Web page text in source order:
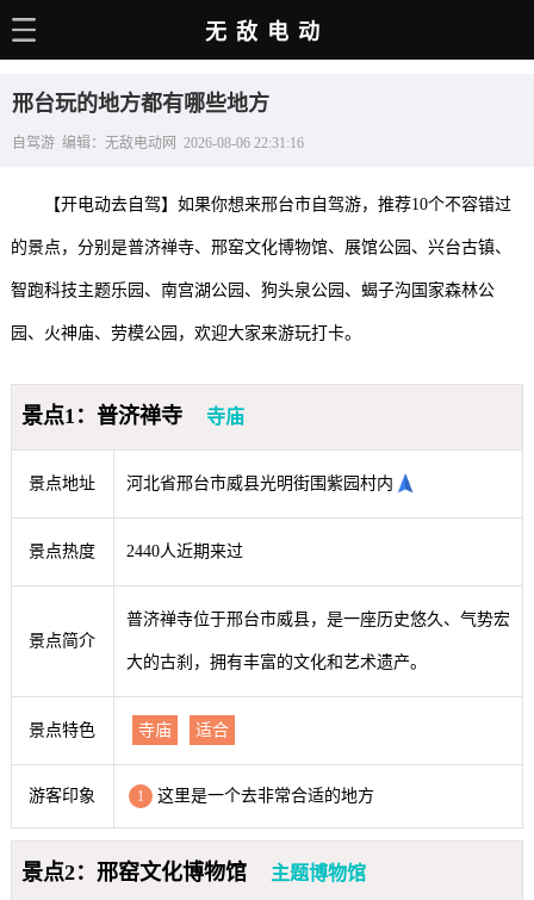
电动百科
选车推荐
充电站
销量榜
经销商
无敌电动
邢台玩的地方都有哪些地方
自驾游 编辑：无敌电动网 2026-08-06 22:31:16
【开电动去自驾】如果你想来邢台市自驾游，推荐10个不容错过
的景点，分别是普济禅寺、邢窑文化博物馆、展馆公园、兴台古镇、
智跑科技主题乐园、南宫湖公园、狗头泉公园、蝎子沟国家森林公
园、火神庙、劳模公园，欢迎大家来游玩打卡。
景点1：普济禅寺 寺庙
景点地址 河北省邢台市威县光明街围紫园村内
景点热度 2440人近期来过
景点简介
普济禅寺位于邢台市威县，是一座历史悠久、气势宏
大的古刹，拥有丰富的文化和艺术遗产。
景点特色 寺庙 适合
游客印象 1 这里是一个去非常合适的地方
景点2：邢窑文化博物馆 主题博物馆